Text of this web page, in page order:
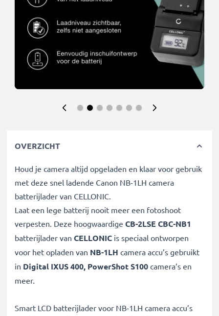
OVERZICHT
Houd je camera altijd opgeladen en klaar voor gebruik
met deze snel ladende Canon NB-1LH camera
batterijlader van CELLONIC.
Laat een lege batterij nooit meer een fotoshoot
verpesten. Deze hoogwaardige CB-2LSE CBC-NB1
batterijlader van CELLONIC is speciaal ontworpen
voor het opladen van NB-1LH camera accu’s gebruikt
in Digital IXUS 400, PowerShot S100 camera’s en
meer.
Smart LCD batterijlader voor NB-1LH camera accu’s